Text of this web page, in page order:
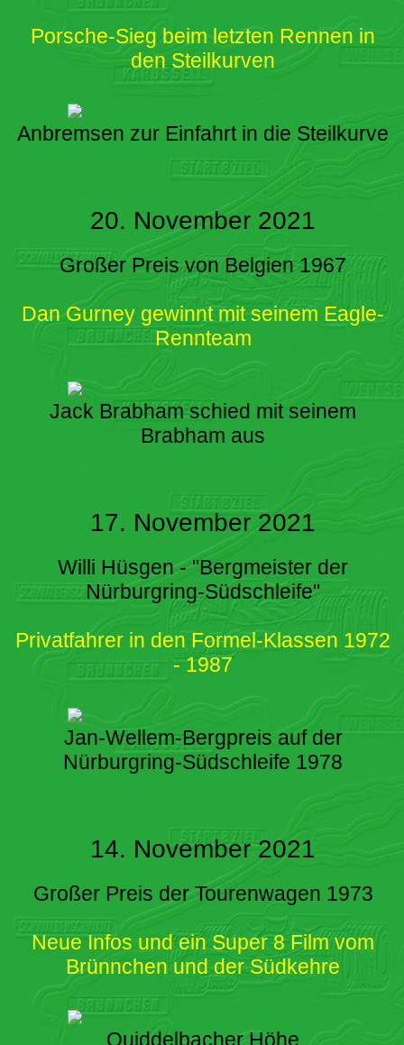
Porsche-Sieg beim letzten Rennen in
den Steilkurven
Anbremsen zur Einfahrt in die Steilkurve
20. November 2021
Großer Preis von Belgien 1967
Dan Gurney gewinnt mit seinem Eagle-
Rennteam
Jack Brabham schied mit seinem
Brabham aus
17. November 2021
Willi Hüsgen - "Bergmeister der
Nürburgring-Südschleife"
Privatfahrer in den Formel-Klassen 1972
- 1987
Jan-Wellem-Bergpreis auf der
Nürburgring-Südschleife 1978
14. November 2021
Großer Preis der Tourenwagen 1973
Neue Infos und ein Super 8 Film vom
Brünnchen und der Südkehre
Quiddelbacher Höhe